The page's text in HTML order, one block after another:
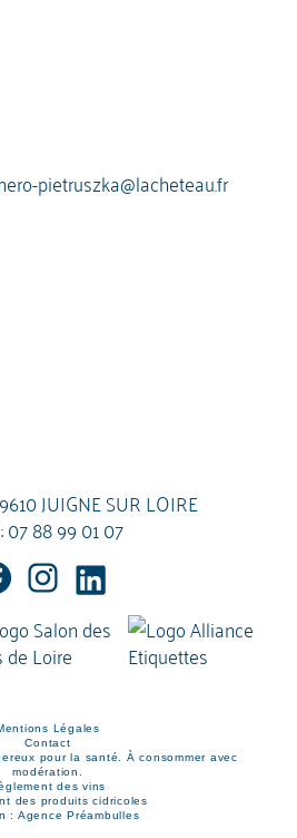
pietruszka@lacheteau.fr
JUIGNE SUR LOIRE
07 88 99 01 07
Légales
Contact
pour la santé. À consommer avec
modération.
des vins
des produits cidricoles
: Agence Préambulles